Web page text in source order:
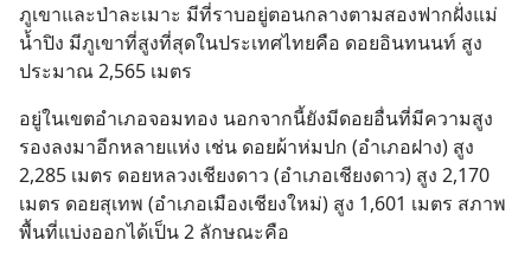
ภูเขาและป่าละเมาะ มีที่ราบอยู่ตอนกลางตามสองฟากฝั่งแม่
น้ำปิง มีภูเขาที่สูงที่สุดในประเทศไทยคือ ดอยอินทนนท์ สูง
ประมาณ 2,565 เมตร
อยู่ในเขตอำเภอจอมทอง นอกจากนี้ยังมีดอยอื่นที่มีความสูง
รองลงมาอีกหลายแห่ง เช่น ดอยผ้าห่มปก (อำเภอฝาง) สูง
2,285 เมตร ดอยหลวงเชียงดาว (อำเภอเชียงดาว) สูง 2,170
เมตร ดอยสุเทพ (อำเภอเมืองเชียงใหม่) สูง 1,601 เมตร สภาพ
พื้นที่แบ่งออกได้เป็น 2 ลักษณะคือ